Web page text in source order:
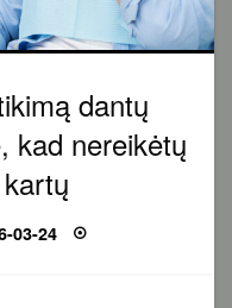
dantų
kad nereikėtų
03-24